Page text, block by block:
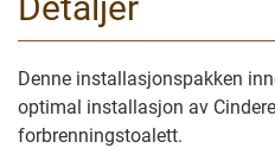
Denne installasjonspakken
optimal installasjon av
forbrenningstoalett.